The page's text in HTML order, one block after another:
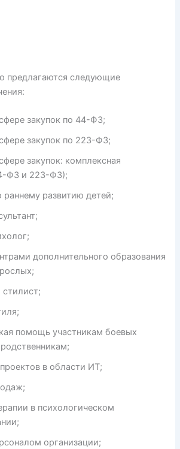
предлагаются следующие
закупок по 44-ФЗ;
закупок по 223-ФЗ;
закупок: комплексная
ФЗ и 223-ФЗ);
раннему развитию детей;
дополнительного образования
помощь участникам боевых
в области ИТ;
в психологическом
организации;